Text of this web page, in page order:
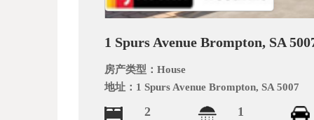
1 Spurs Avenue Brompton, SA
房产类型：House
地址： 1 Spurs Avenue Brompton, SA 5007
2 1